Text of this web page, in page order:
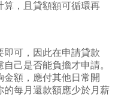
算，且貸額額可循環再
即可，因此在申請貸款
己是否能負擔才申請。
額，應付其他日常開
的每月還款額應少於月薪